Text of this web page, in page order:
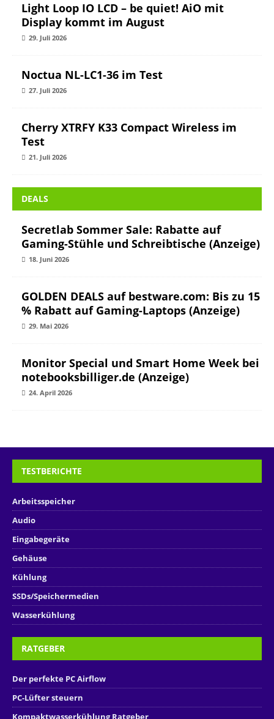
Light Loop IO LCD – be quiet! AiO mit
Display kommt im August
29. Juli 2026
Noctua NL-LC1-36 im Test
27. Juli 2026
Cherry XTRFY K33 Compact Wireless im
Test
21. Juli 2026
DEALS
Secretlab Sommer Sale: Rabatte auf
Gaming-Stühle und Schreibtische (Anzeige)
18. Juni 2026
GOLDEN DEALS auf bestware.com: Bis zu 15
% Rabatt auf Gaming-Laptops (Anzeige)
29. Mai 2026
Monitor Special und Smart Home Week bei
notebooksbilliger.de (Anzeige)
24. April 2026
TESTBERICHTE
Arbeitsspeicher
Audio
Eingabegeräte
Gehäuse
Kühlung
SSDs/Speichermedien
Wasserkühlung
RATGEBER
Der perfekte PC Airflow
PC-Lüfter steuern
Kompaktwasserkühlung Ratgeber